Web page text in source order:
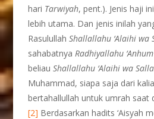
hari Tarwiyah, pent.). Jenis haji
lebih utama. Dan jenis inilah
RasulullahShallallahu ‘Alaihi wa
sahabatnyaRadhiyallahu ‘Anhum
beliauShallallahu ‘Alaihi wa
Muhammad, siapa saja dari
bertahallullah untuk umrah saat
[2] Berdasarkan hadits ‘Aisyah